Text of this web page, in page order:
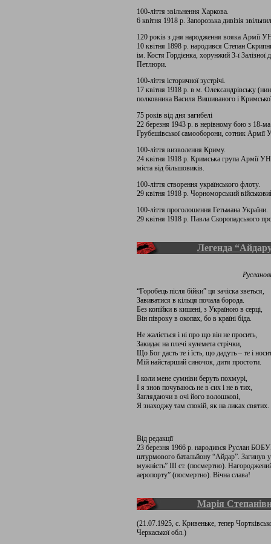
100-ліття звільнення Харкова.
6 квітня 1918 р. Запорозька дивізія
120 років з дня народження вояка Армії
10 квітня 1898 р. народився Степан
ім. Костя Гордієнка, хорунжий 3-ї
Петлюри.
100-ліття історичної зустрічі.
17 квітня 1918 р. в м. Олександрівську
полковника Василя Вишиваного і
75 років від дня загибелі
22 березня 1943 р. в нерівному бою з 18-
Грубешівської самооборони, сотник Армії
100-ліття визволення Криму.
24 квітня 1918 р. Кримська група Армії
міста від більшовиків.
100-ліття створення українського флоту.
29 квітня 1918 р. Чорноморський
100-ліття проголошення Гетьмана України.
29 квітня 1918 р. Павла Скоропадського
Легенда
“Горобець після бійки” ця зачіска зветься,
Завиватися в кільця почала борода.
Без копійки в кишені, з Україною в серці,
Він півроку в окопах, бо в країні біда.
Не жаліється і ні про що він не просить,
Закидає на плечі кулемета стрічки,
Що Бог дасть те і їсть, що дадуть – те і
Мій найстарший синочок, дитя простоти.
І коли мене сумніви беруть похмурі,
І я знов почуваюсь не в сих і не в тих,
Заглядаючи в очі його волошкові,
Я знаходжу там спокій, як на ликах святих.
Від редакції
23 березня 1966 р. народився Руслан
штурмового батальйону “Айдар”. Загинув
мужність” III ст. (посмертно).
аеропорту” (посмертно). Вічна слава!
Марія
(21.07.1925, с. Кривеньке, тепер
Черкаської обл.)